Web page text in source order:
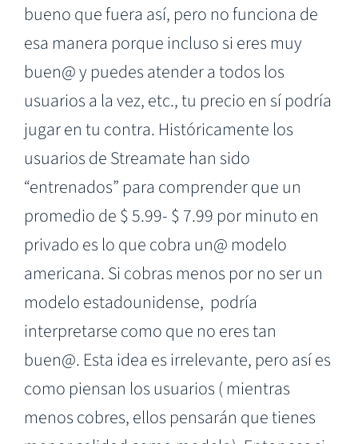
bueno que fuera así, pero no funciona de
esa manera porque incluso si eres muy
buen@ y puedes atender a todos los
usuarios a la vez, etc., tu precio en sí podría
jugar en tu contra. Históricamente los
usuarios de Streamate han sido
“entrenados” para comprender que un
promedio de $ 5.99- $ 7.99 por minuto en
privado es lo que cobra un@ modelo
americana. Si cobras menos por no ser un
modelo estadounidense, podría
interpretarse como que no eres tan
buen@. Esta idea es irrelevante, pero así es
como piensan los usuarios ( mientras
menos cobres, ellos pensarán que tienes